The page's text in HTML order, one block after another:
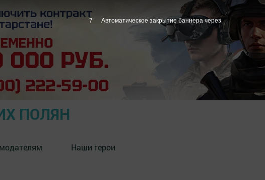
ПОЛЯН
Наши герои
6 Автоматическое закрытие баннера через